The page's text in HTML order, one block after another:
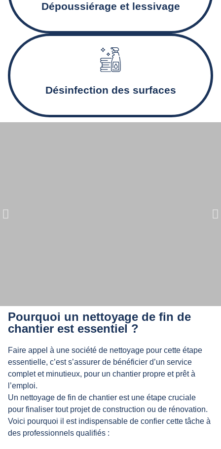
Dépoussiérage et lessivage
Désinfection des surfaces
Désinfection des sanitaires et nettoyage en profondeur
Notre entreprise intervient pour
différents types de chantiers, pour
les particuliers et les professionnels.
Pourquoi un nettoyage de fin de
chantier est essentiel ?
Faire appel à une société de nettoyage pour cette étape
essentielle, c’est s’assurer de bénéficier d’un service
complet et minutieux, pour un chantier propre et prêt à
l’emploi.
Un nettoyage de fin de chantier est une étape cruciale
pour finaliser tout projet de construction ou de rénovation.
Voici pourquoi il est indispensable de confier cette tâche à
des professionnels qualifiés :